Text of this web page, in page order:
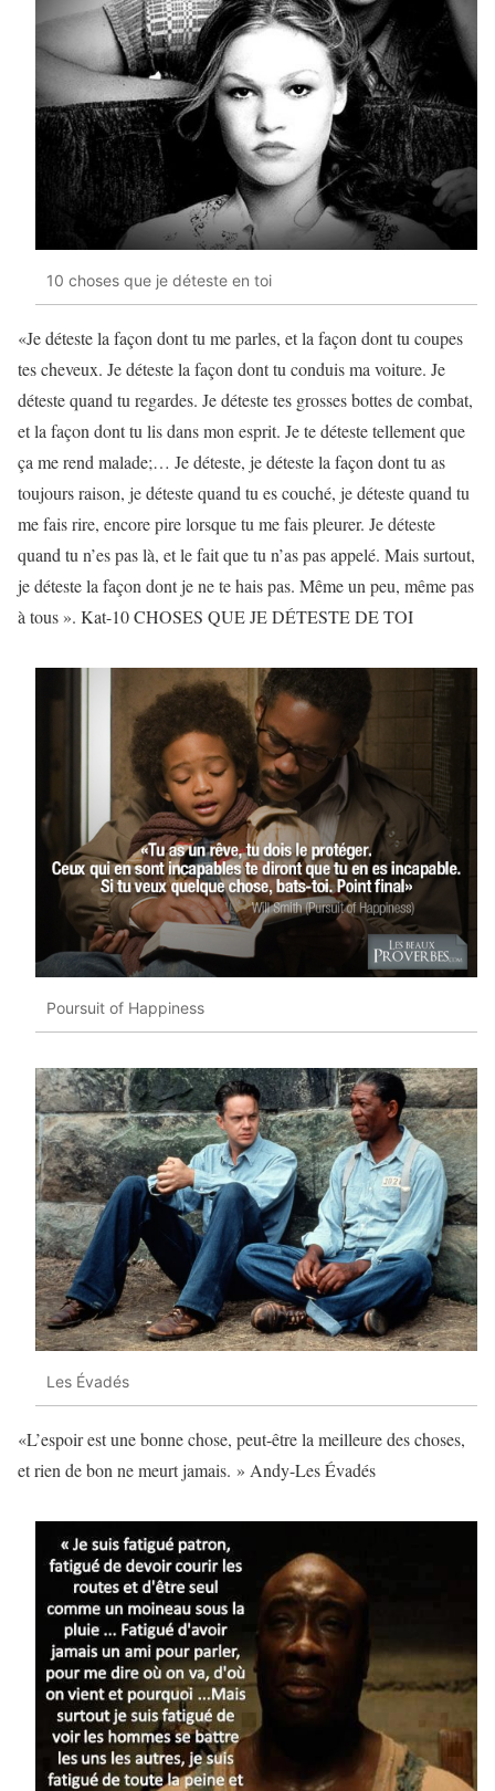
10 choses que je déteste en toi
«Je déteste la façon dont tu me parles, et la façon dont tu coupes
tes cheveux. Je déteste la façon dont tu conduis ma voiture. Je
déteste quand tu regardes. Je déteste tes grosses bottes de combat,
et la façon dont tu lis dans mon esprit. Je te déteste tellement que
ça me rend malade;… Je déteste, je déteste la façon dont tu as
toujours raison, je déteste quand tu es couché, je déteste quand tu
me fais rire, encore pire lorsque tu me fais pleurer. Je déteste
quand tu n’es pas là, et le fait que tu n’as pas appelé. Mais surtout,
je déteste la façon dont je ne te hais pas. Même un peu, même pas
à tous ». Kat-10 CHOSES QUE JE DÉTESTE DE TOI
Poursuit of Happiness
Les Évadés
«L’espoir est une bonne chose, peut-être la meilleure des choses,
et rien de bon ne meurt jamais. » Andy-Les Évadés